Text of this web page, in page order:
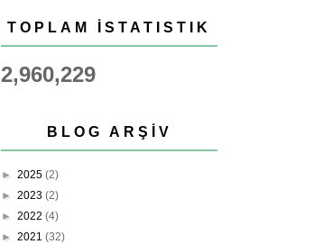
TOPLAM İSTATISTIK
2,960,229
BLOG ARŞIV
► 2025 (2)
► 2023 (2)
► 2022 (4)
► 2021 (32)